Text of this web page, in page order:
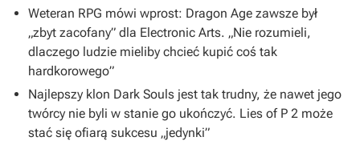
Weteran RPG mówi wprost: Dragon Age zawsze był
„zbyt zacofany” dla Electronic Arts. „Nie rozumieli,
dlaczego ludzie mieliby chcieć kupić coś tak
hardkorowego”
Najlepszy klon Dark Souls jest tak trudny, że nawet jego
twórcy nie byli w stanie go ukończyć. Lies of P 2 może
stać się ofiarą sukcesu „jedynki”